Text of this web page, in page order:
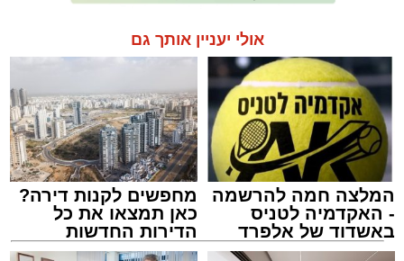
אולי יעניין אותך גם
המלצה חמה להרשמה
- האקדמיה לטניס
באשדוד של אלפרד
קריאולנסקי - לילדים
מחפשים לקנות דירה?
כאן תמצאו את כל
הדירות החדשות
למכירה באשדוד >>>